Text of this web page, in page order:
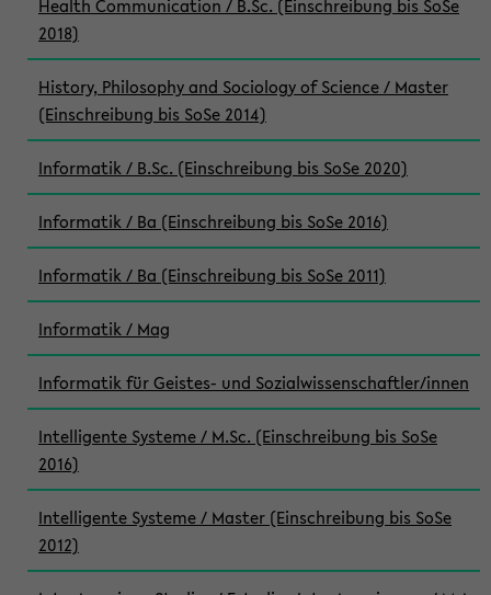
Health Communication / B.Sc. (Einschreibung bis SoSe
2018)
History, Philosophy and Sociology of Science / Master
(Einschreibung bis SoSe 2014)
Informatik / B.Sc. (Einschreibung bis SoSe 2020)
Informatik / Ba (Einschreibung bis SoSe 2016)
Informatik / Ba (Einschreibung bis SoSe 2011)
Informatik / Mag
Informatik für Geistes- und Sozialwissenschaftler/innen
Intelligente Systeme / M.Sc. (Einschreibung bis SoSe
2016)
Intelligente Systeme / Master (Einschreibung bis SoSe
2012)